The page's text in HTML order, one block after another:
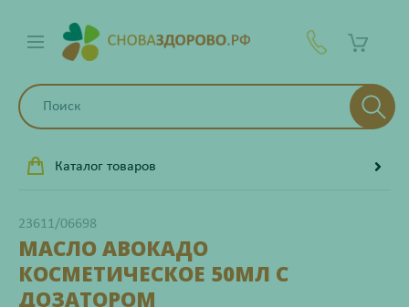
Каталог товаров
23611/06698
МАСЛО АВОКАДО
КОСМЕТИЧЕСКОЕ 50МЛ С
ДОЗАТОРОМ